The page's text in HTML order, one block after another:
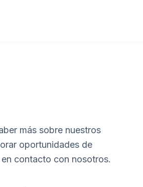
más sobre nuestros
oportunidades de
contacto con nosotros.